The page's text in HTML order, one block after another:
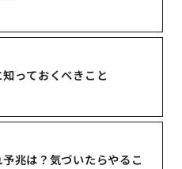
っておくべきこと
兆は？気づいたらやるこ